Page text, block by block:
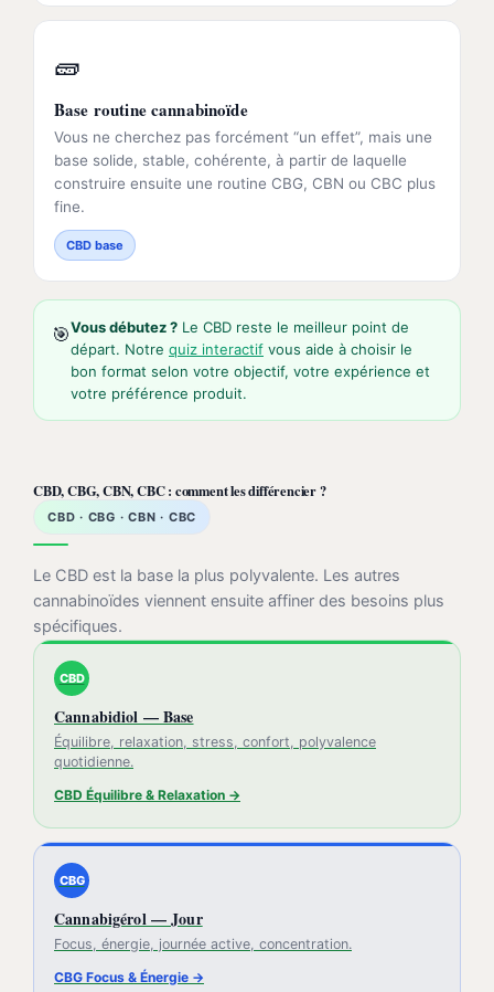
🧱
Base routine cannabinoïde
Vous ne cherchez pas forcément “un effet”, mais une
base solide, stable, cohérente, à partir de laquelle
construire ensuite une routine CBG, CBN ou CBC plus
fine.
CBD base
🎯Vous débutez ? Le CBD reste le meilleur point de
départ. Notre quiz interactif vous aide à choisir le
bon format selon votre objectif, votre expérience et
votre préférence produit.
CBD, CBG, CBN, CBC : comment les différencier ?
CBD · CBG · CBN · CBC
Le CBD est la base la plus polyvalente. Les autres
cannabinoïdes viennent ensuite affiner des besoins plus
spécifiques.
CBD
Cannabidiol — Base
Équilibre, relaxation, stress, confort, polyvalence
quotidienne.
CBD Équilibre & Relaxation →
CBG
Cannabigérol — Jour
Focus, énergie, journée active, concentration.
CBG Focus & Énergie →